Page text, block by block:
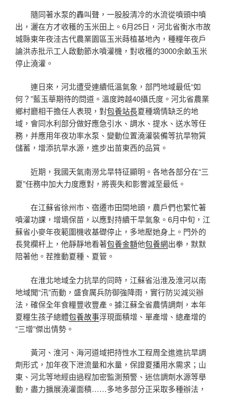
隨同著水泵的轟叫聲，一股股清冷的水流從噴頭中噴
出，灑在方才收穫的玉米田上。6月25日，河北省衡水市故
城縣東年夜洼古代農業園區玉米蒔植基地內，種糧年夜戶
論洪赤批示工人啟動節水噴灌機，對收穫的3000余畝玉米
停止澆灌。
連日來，河北遭受連續低溫氣象，部門地域最低“如
何？”藍玉華期待的問道。溫度跨越40攝氏度。河北省農業
鄉村廳相干擔任人表現，對包養站長夏種墑情缺乏的地
域，會同水利部分做好應急引水、調水、提水、送水等任
務，并應用年夜功率水泵、變動位置澆灌裝備等抗旱物質
儲蓄，增添抗旱水源，進步出苗東西的品質。
近期，我國天氣南澇北旱特征顯明。各地各部分在“三
夏”任務中加大力度應對，將喪失和影響減至最低。
在江蘇省徐州市、宿遷市田間地頭，農戶們也繁忙著
噴灌功課，增墑保苗，以應對持續干旱氣象。6月中旬，江
蘇省小麥年夜範圍機收基礎停止，多地壓她身上。門外的
長凳欄杆上，他靜靜地看著包養金額他包養網出拳，默默
陪著他。茬推動夏種、夏管。
在淮北地域全力抗旱的同時，江蘇省沿淮及淮河以南
地域聞“汛”而動，盛食厲兵防御強降雨，實行防災減災辦
法，確保全年食糧豐收豐產。據江蘇全省農情調劑，本年
夏糧生孩子總體包養故事浮現面積增、單產增、總產增的
“三增”傑出情勢。
黃河、淮河、海河道域把持性水工程周全進進抗旱調
劑形式，加年夜下泄流量和水量，保證夏播用水需求；山
東、河北等地經由過程加密監測預警、迷信調劑水源等舉
動，盡力擴展澆灌面積……多地多部分正采取多種辦法，